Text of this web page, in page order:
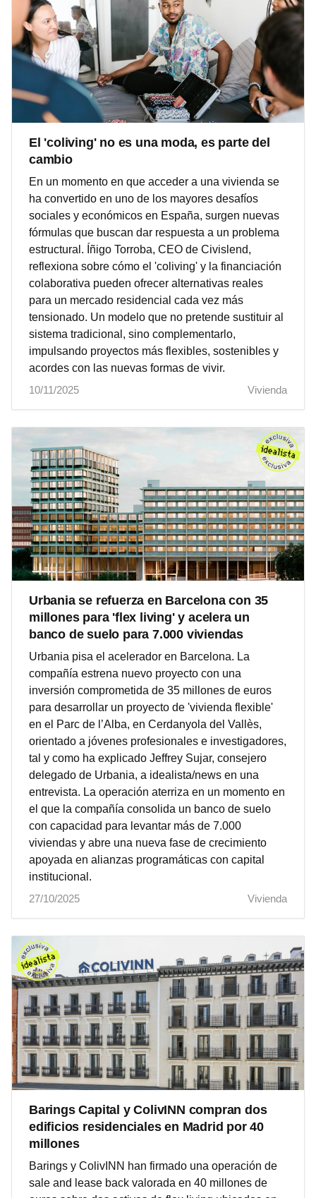
El 'coliving' no es una moda, es parte del
cambio
En un momento en que acceder a una vivienda se
ha convertido en uno de los mayores desafíos
sociales y económicos en España, surgen nuevas
fórmulas que buscan dar respuesta a un problema
estructural. Íñigo Torroba, CEO de Civislend,
reflexiona sobre cómo el 'coliving' y la financiación
colaborativa pueden ofrecer alternativas reales
para un mercado residencial cada vez más
tensionado. Un modelo que no pretende sustituir al
sistema tradicional, sino complementarlo,
impulsando proyectos más flexibles, sostenibles y
acordes con las nuevas formas de vivir.
10/11/2025
Vivienda
Urbania se refuerza en Barcelona con 35
millones para 'flex living' y acelera un
banco de suelo para 7.000 viviendas
Urbania pisa el acelerador en Barcelona. La
compañía estrena nuevo proyecto con una
inversión comprometida de 35 millones de euros
para desarrollar un proyecto de 'vivienda flexible'
en el Parc de l’Alba, en Cerdanyola del Vallès,
orientado a jóvenes profesionales e investigadores,
tal y como ha explicado Jeffrey Sujar, consejero
delegado de Urbania, a idealista/news en una
entrevista. La operación aterriza en un momento en
el que la compañía consolida un banco de suelo
con capacidad para levantar más de 7.000
viviendas y abre una nueva fase de crecimiento
apoyada en alianzas programáticas con capital
institucional.
27/10/2025
Vivienda
Barings Capital y ColivINN compran dos
edificios residenciales en Madrid por 40
millones
Barings y ColivINN han firmado una operación de
sale and lease back valorada en 40 millones de